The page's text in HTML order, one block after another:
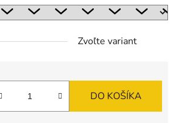
Zvoľte variant
DO KOŠÍKA